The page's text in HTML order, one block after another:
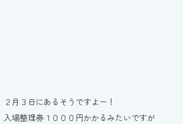
２月３日にあるそうですよー！
入場整理券１０００円かかるみたいですが